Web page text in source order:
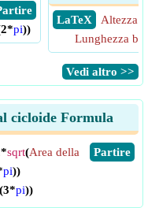
pi))
​ LaTeX
Altezza
Lunghezza
​Vedi altro >>
cicloide Formula
​Partire
sqrt(Area della
pi))
pi))